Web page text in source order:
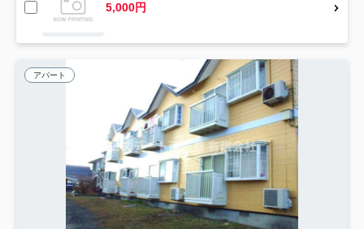
5,000円
アパート